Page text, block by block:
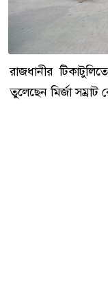
রাজধানীর
তুলেছেন মির্জা সম্রাট